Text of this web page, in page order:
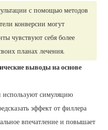
с помощью методов
конверсии могут
чувствуют себя более
планах лечения.
выводы на основе
используют симуляцию
эффект от филлера
впечатление и повышает